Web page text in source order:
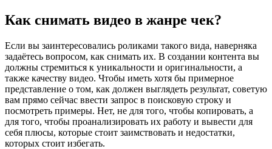
Как снимать видео в жанре чек?
Если вы заинтересовались роликами такого вида, наверняка
задаётесь вопросом, как снимать их. В создании контента вы
должны стремиться к уникальности и оригинальности, а
также качеству видео. Чтобы иметь хотя бы примерное
представление о том, как должен выглядеть результат, советую
вам прямо сейчас ввести запрос в поисковую строку и
посмотреть примеры. Нет, не для того, чтобы копировать, а
для того, чтобы проанализировать их работу и вывести для
себя плюсы, которые стоит заимствовать и недостатки,
которых стоит избегать.